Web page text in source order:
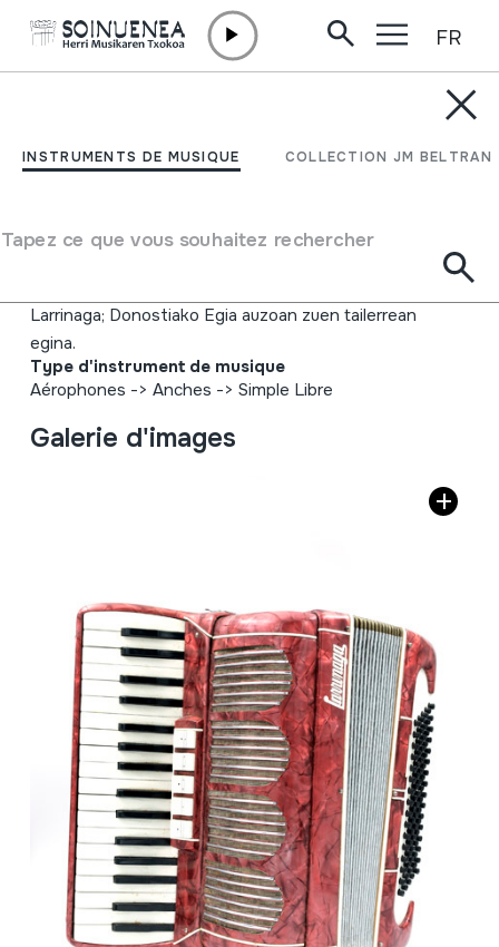
INSTRUMENTS DE MUSIQUE COLLECTION JM BELTRAN
Tapez ce que vous souhaitez rechercher
FR
SOINUA; SOINU-
PIANOZKO AKORDEOIA
Larrinaga; Donostiako Egia auzoan zuen tailerrean
egina.
Type d'instrument de musique
Aérophones -> Anches -> Simple Libre
Galerie d'images